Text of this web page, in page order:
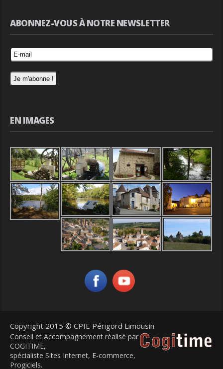
ABONNEZ-VOUS À NOTRE NEWSLETTER
EN IMAGES
Copyright 2015 © CPIE Périgord Limousin
Conseil et Accompagnement réalisé par
COGITIME,
spécialiste Sites Internet, E-commerce,
Progiciels.